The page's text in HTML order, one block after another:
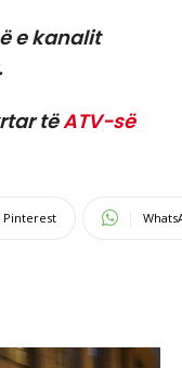
e kanalit
tëATV-së
Pinterest